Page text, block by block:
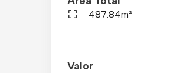
487.84m²
Valor